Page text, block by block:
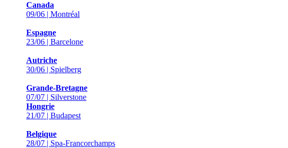
Canada
09/06 | Montréal
Espagne
23/06 | Barcelone
Autriche
30/06 | Spielberg
Grande-Bretagne
07/07 | Silverstone
Hongrie
21/07 | Budapest
Belgique
28/07 | Spa-Francorchamps